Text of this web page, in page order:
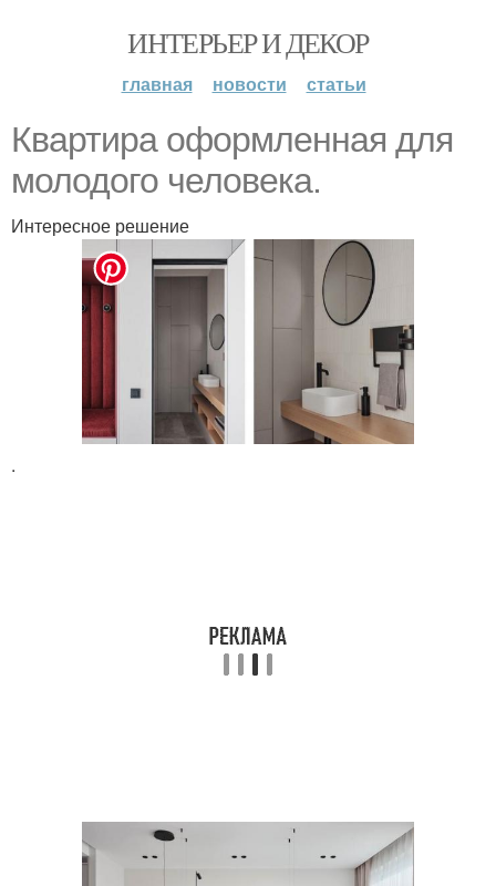
ИНТЕРЬЕР И ДЕКОР
главная новости статьи
Квартира оформленная для
молодого человека.
Интересное решение
.